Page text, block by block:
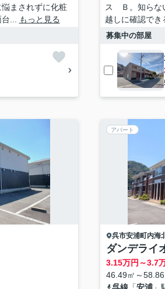
まされずに化粧
...
もっと見る
ス Ｂ。知らな
越しに確認でき
募集中の部屋
アパート
呉市安浦町内海
ダンデライ
3.15万円～3.7
46.49㎡～